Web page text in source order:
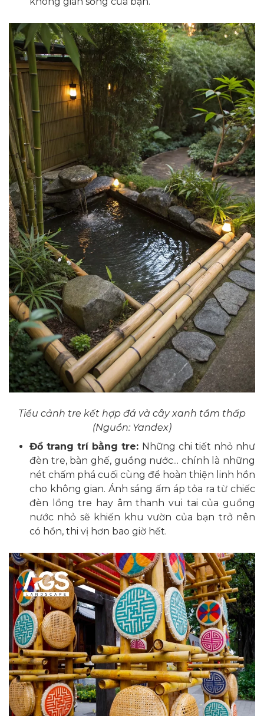
Tiểu cảnh tre kết hợp đá và cây xanh tầm thấp
(Nguồn: Yandex)
Đồ trang trí bằng tre: Những chi tiết nhỏ như
đèn tre, bàn ghế, guồng nước... chính là những
nét chấm phá cuối cùng để hoàn thiện linh hồn
cho không gian. Ánh sáng ấm áp tỏa ra từ chiếc
đèn lồng tre hay âm thanh vui tai của guồng
nước nhỏ sẽ khiến khu vườn của bạn trở nên
có hồn, thi vị hơn bao giờ hết.